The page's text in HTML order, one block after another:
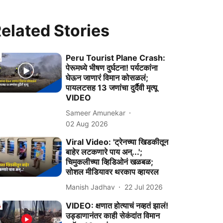
Stories
Peru Tourist Plane Crash:
पेरूमध्ये भीषण दुर्घटना! पर्यटकांना
घेऊन जाणारं विमान कोसळलं;
पायलटसह 13 जणांचा दुर्दैवी मृत्यू
VIDEO
Sameer Amunekar
02 Aug 2026
Viral Video: 'ट्रेनच्या खिडकीतून
बाहेर लटकणारे पाय अन्...';
चिमुकलीच्या व्हिडिओनं खळबळ;
सोशल मीडियावर थरकाप व्हायरल
Manish Jadhav 22 Jul 2026
VIDEO: क्षणात होत्याचं नव्हतं झालं!
उड्डाणानंतर काही सेकंदांत विमान